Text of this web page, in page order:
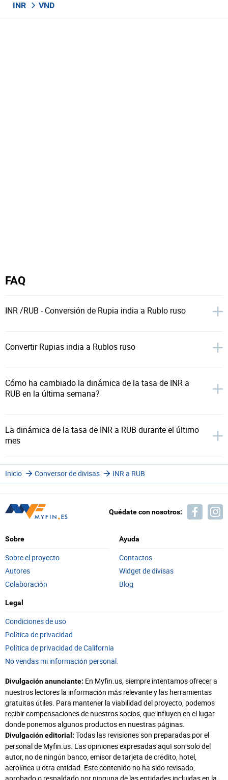
INR VND
FAQ
INR /RUB - Conversión de Rupia india a Rublo ruso
Convertir Rupias india a Rublos ruso
Cómo ha cambiado la dinámica de la tasa de INR a
RUB en la última semana?
La dinámica de la tasa de INR a RUB durante el último
mes
Inicio Conversor de divisas INR a RUB
Quédate con nosotros:
Sobre
Sobre el proyecto
Autores
Colaboración
Ayuda
Contactos
Widget de divisas
Blog
Legal
Condiciones de uso
Política de privacidad
Política de privacidad de California
No vendas mi información personal.
Divulgación anunciante: En Myfin.us, siempre intentamos ofrecer a
nuestros lectores la información más relevante y las herramientas
gratuitas útiles. Para mantener la viabilidad del proyecto, podemos
recibir compensaciones de nuestros socios, que influyen en el lugar
donde ponemos algunos productos en nuestras páginas.
Divulgación editorial: Todas las revisiones son preparadas por el
personal de Myfin.us. Las opiniones expresadas aquí son solo del
autor, no de ningún banco, emisor de tarjeta de crédito, hotel,
aerolínea u otra entidad. Este contenido no ha sido revisado,